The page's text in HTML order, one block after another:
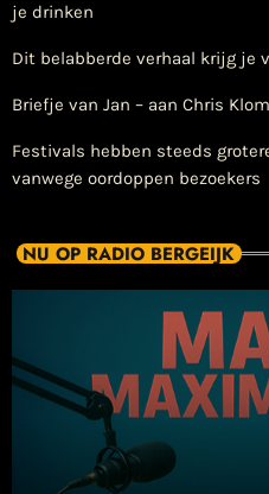
je drinken
Dit belabberde verhaal krijg je
Briefje van Jan – aan Chris
Festivals hebben steeds
vanwege oordoppen bezoekers
NU OP RADIO BERGEIJK